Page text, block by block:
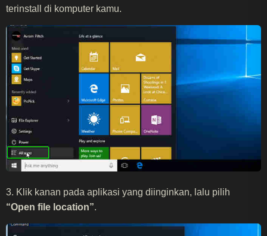
terinstall di komputer kamu.
3. Klik kanan pada aplikasi yang diinginkan, lalu pilih
“Open file location”.